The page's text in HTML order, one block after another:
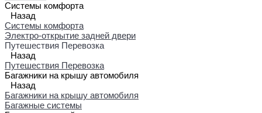
Системы комфорта
Назад
Системы комфорта
Электро-открытие задней двери
Путешествия Перевозка
Назад
Путешествия Перевозка
Багажники на крышу автомобиля
Назад
Багажники на крышу автомобиля
Багажные системы